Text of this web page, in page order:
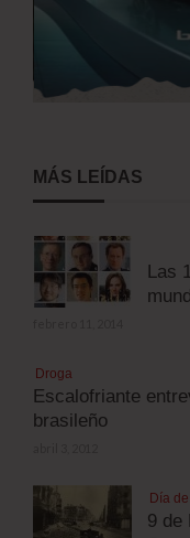
MÁS LEÍDAS
Las
Droga
Escalofriante
brasileño
Día
9 de